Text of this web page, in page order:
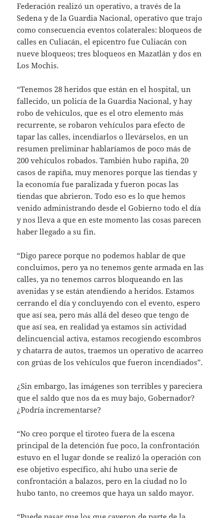
Federación realizó un operativo, a través de la
Sedena y de la Guardia Nacional, operativo que trajo
como consecuencia eventos colaterales: bloqueos de
calles en Culiacán, el epicentro fue Culiacán con
nueve bloqueos; tres bloqueos en Mazatlán y dos en
Los Mochis.
“Tenemos 28 heridos que están en el hospital, un
fallecido, un policía de la Guardia Nacional, y hay
robo de vehículos, que es el otro elemento más
recurrente, se robaron vehículos para efecto de
tapar las calles, incendiarlos o llevárselos, en un
resumen preliminar hablaríamos de poco más de
200 vehículos robados. También hubo rapiña, 20
casos de rapiña, muy menores porque las tiendas y
la economía fue paralizada y fueron pocas las
tiendas que abrieron. Todo eso es lo que hemos
venido administrando desde el Gobierno todo el día
y nos lleva a que en este momento las cosas parecen
haber llegado a su fin.
“Digo parece porque no podemos hablar de que
concluimos, pero ya no tenemos gente armada en las
calles, ya no tenemos carros bloqueando en las
avenidas y se están atendiendo a heridos. Estamos
cerrando el día y concluyendo con el evento, espero
que así sea, pero más allá del deseo que tengo de
que así sea, en realidad ya estamos sin actividad
delincuencial activa, estamos recogiendo escombros
y chatarra de autos, traemos un operativo de acarreo
con grúas de los vehículos que fueron incendiados”.
¿Sin embargo, las imágenes son terribles y pareciera
que el saldo que nos da es muy bajo, Gobernador?
¿Podría incrementarse?
“No creo porque el tiroteo fuera de la escena
principal de la detención fue poco, la confrontación
estuvo en el lugar donde se realizó la operación con
ese objetivo específico, ahí hubo una serie de
confrontación a balazos, pero en la ciudad no lo
hubo tanto, no creemos que haya un saldo mayor.